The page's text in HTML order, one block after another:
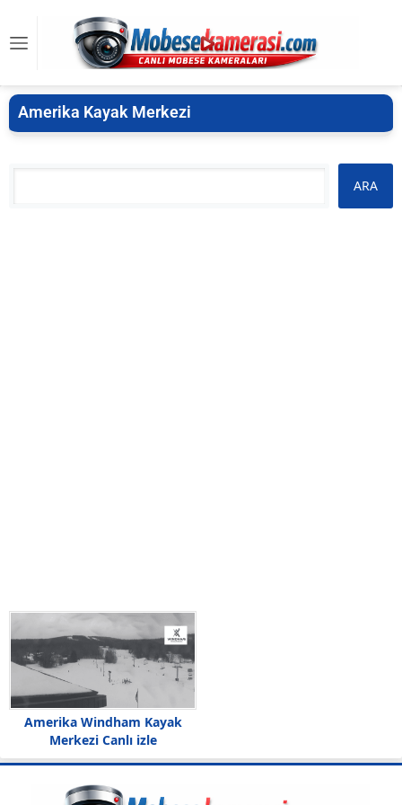
Amerika Kayak Merkezi
Amerika Windham Kayak
Merkezi Canlı izle